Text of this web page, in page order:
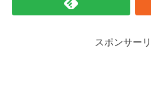
スポンサー